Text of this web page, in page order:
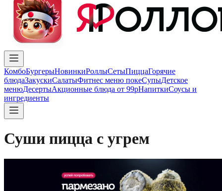
КомбоБургерыНовинкиРоллыСетыПиццаГорячие
блюдаЗакускиСалатыФитнес меню покеСупыДетское
менюДесертыАкционные блюда от 99рНапиткиСоусы и
ингредиенты
Суши пицца с угрем